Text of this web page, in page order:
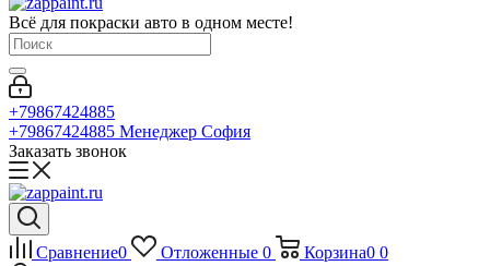
Всё для покраски авто в одном месте!
+79867424885
+79867424885 Менеджер София
Заказать звонок
Сравнение0 Отложенные 0 Корзина0 0